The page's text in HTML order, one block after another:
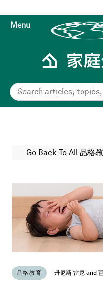
Menu
Go Back To All 品格
品格教育 丹尼斯·雷尼 and